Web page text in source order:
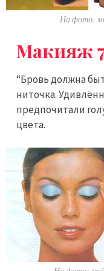
На фото:
Макияж
“Бровь должна
ниточка.
предпочитали
цвета.